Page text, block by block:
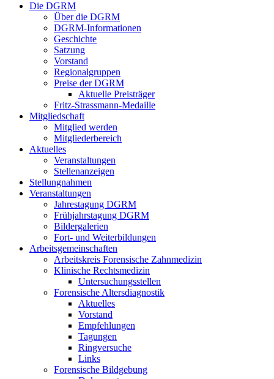
Die DGRM
Über die DGRM
DGRM-Informationen
Geschichte
Satzung
Vorstand
Regionalgruppen
Preise der DGRM
Aktuelle Preisträger
Fritz-Strassmann-Medaille
Mitgliedschaft
Mitglied werden
Mitgliederbereich
Aktuelles
Veranstaltungen
Stellenanzeigen
Stellungnahmen
Veranstaltungen
Jahrestagung DGRM
Frühjahrstagung DGRM
Bildergalerien
Fort- und Weiterbildungen
Arbeitsgemeinschaften
Arbeitskreis Forensische Zahnmedizin
Klinische Rechtsmedizin
Untersuchungsstellen
Forensische Altersdiagnostik
Aktuelles
Vorstand
Empfehlungen
Tagungen
Ringversuche
Links
Forensische Bildgebung